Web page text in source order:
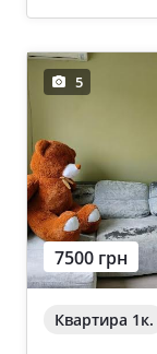
5
7500 грн
Квартира 1к.